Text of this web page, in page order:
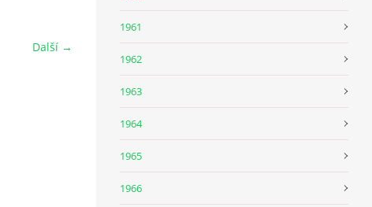
Další →
1961
1962
1963
1964
1965
1966